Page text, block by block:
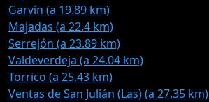
Garvín (a 19.89 km)
Majadas (a 22.4 km)
Serrejón (a 23.89 km)
Valdeverdeja (a 24.04 km)
Torrico (a 25.43 km)
Ventas de San Julián (Las) (a 27.35 km)